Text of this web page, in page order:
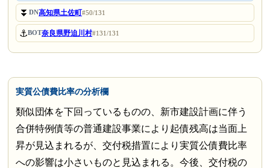
⏬DN高知県土佐町#50/131
⚓BOT奈良県野迫川村#131/131
実質公債費比率の分析欄
類似団体を下回っているものの、新市建設計画に伴う
合併特例債等の普通建設事業により起債残高は当面上
昇が見込まれるが、交付税措置により実質公債費比率
への影響は小さいものと見込まれる。今後、交付税の